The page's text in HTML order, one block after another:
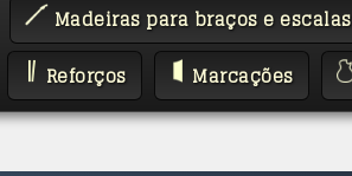
Madeiras para braços e escalas
Reforços Marcações